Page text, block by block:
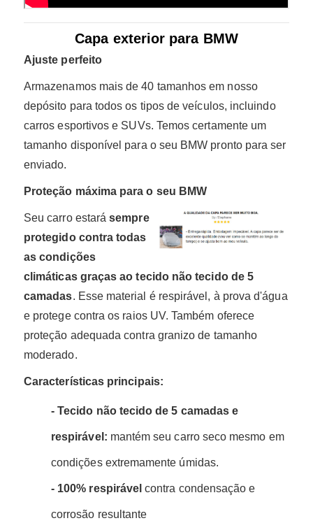
Capa exterior para BMW
Ajuste perfeito
Armazenamos mais de 40 tamanhos em nosso
depósito para todos os tipos de veículos, incluindo
carros esportivos e SUVs. Temos certamente um
tamanho disponível para o seu BMW pronto para ser
enviado.
Proteção máxima para o seu BMW
Seu carro estarásempre
protegido contra todas
as condições
climáticas graças ao tecido não tecido de 5
camadas. Esse material é respirável, à prova d'água
e protege contra os raios UV. Também oferece
proteção adequada contra granizo de tamanho
moderado.
Características principais:
- Tecido não tecido de 5 camadas e
respirável: mantém seu carro seco mesmo em
condições extremamente úmidas.
- 100% respirávelcontra condensação e
corrosão resultante